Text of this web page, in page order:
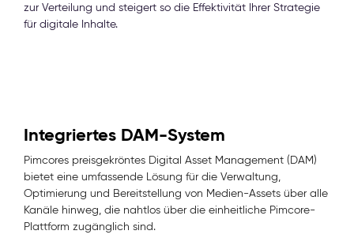
zur Verteilung und steigert so die Effektivität Ihrer Strategie
für digitale Inhalte.
Integriertes DAM-System
Pimcores preisgekröntes Digital Asset Management (DAM)
bietet eine umfassende Lösung für die Verwaltung,
Optimierung und Bereitstellung von Medien-Assets über alle
Kanäle hinweg, die nahtlos über die einheitliche Pimcore-
Plattform zugänglich sind.